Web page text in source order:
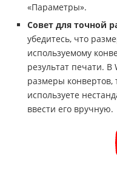
«Параметры».
Совет для точной
убедитесь, что
используемому
результат печати.
размеры конвертов,
используете
ввести его вручную.